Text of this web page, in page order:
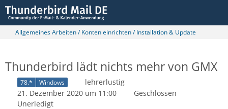
Allgemeines Arbeiten / Konten einrichten / Installation & Update
Thunderbird lädt nichts mehr von GMX
78.* Windows
lehrerlustig
21. Dezember 2020 um 11:00
Geschlossen
Unerledigt